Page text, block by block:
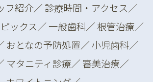
フ紹介／診療時間・アクセス／
ピックス／一般歯科／根管治療／
おとなの予防処置／小児歯科／
マタニティ診療／審美治療／